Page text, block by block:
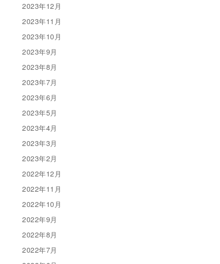
2023年12月
2023年11月
2023年10月
2023年9月
2023年8月
2023年7月
2023年6月
2023年5月
2023年4月
2023年3月
2023年2月
2022年12月
2022年11月
2022年10月
2022年9月
2022年8月
2022年7月